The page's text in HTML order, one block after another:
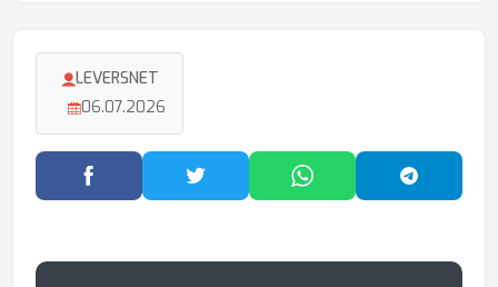
LEVERSNET
06.07.2026
Facebook'ta PaylaşTwitter'da PaylaşWhatsApp'ta Paylaş